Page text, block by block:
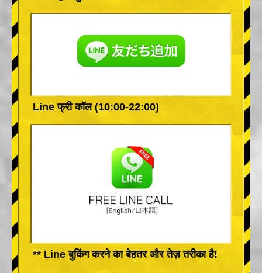
Line फ्री कॉल (10:00-22:00)
** Line बुकिंग करने का बेहतर और तेज़ तरीका है!